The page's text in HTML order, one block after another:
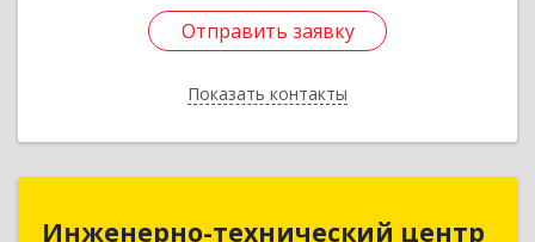
Отправить заявку
Показать контакты
Отправить заявку
Назад
Инженерно-технический центр
Инженерно-технический центр